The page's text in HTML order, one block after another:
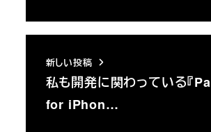
新しい投稿
私も開発に関わっている『
for iPhon…